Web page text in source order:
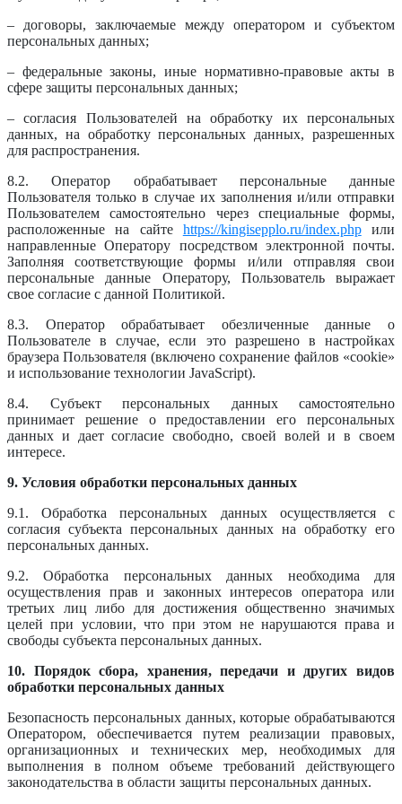
– договоры, заключаемые между оператором и субъектом
персональных данных;
– федеральные законы, иные нормативно-правовые акты в
сфере защиты персональных данных;
– согласия Пользователей на обработку их персональных
данных, на обработку персональных данных, разрешенных
для распространения.
8.2. Оператор обрабатывает персональные данные
Пользователя только в случае их заполнения и/или отправки
Пользователем самостоятельно через специальные формы,
расположенные на сайте https://kingisepplo.ru/index.phpили
направленные Оператору посредством электронной почты.
Заполняя соответствующие формы и/или отправляя свои
персональные данные Оператору, Пользователь выражает
свое согласие с данной Политикой.
8.3. Оператор обрабатывает обезличенные данные о
Пользователе в случае, если это разрешено в настройках
браузера Пользователя (включено сохранение файлов «cookie»
и использование технологии JavaScript).
8.4. Субъект персональных данных самостоятельно
принимает решение о предоставлении его персональных
данных и дает согласие свободно, своей волей и в своем
интересе.
9. Условия обработки персональных данных
9.1. Обработка персональных данных осуществляется с
согласия субъекта персональных данных на обработку его
персональных данных.
9.2. Обработка персональных данных необходима для
осуществления прав и законных интересов оператора или
третьих лиц либо для достижения общественно значимых
целей при условии, что при этом не нарушаются права и
свободы субъекта персональных данных.
10. Порядок сбора, хранения, передачи и других видов
обработки персональных данных
Безопасность персональных данных, которые обрабатываются
Оператором, обеспечивается путем реализации правовых,
организационных и технических мер, необходимых для
выполнения в полном объеме требований действующего
законодательства в области защиты персональных данных.